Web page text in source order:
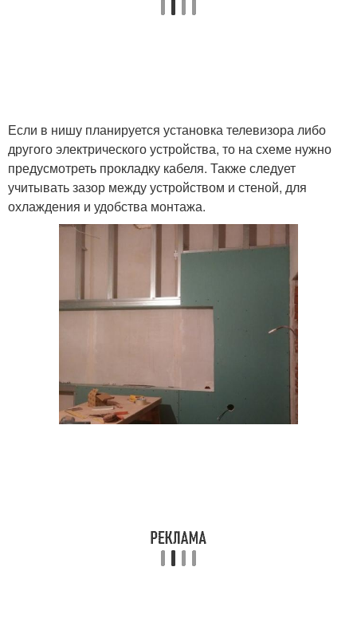
Если в нишу планируется установка телевизора либо
другого электрического устройства, то на схеме нужно
предусмотреть прокладку кабеля. Также следует
учитывать зазор между устройством и стеной, для
охлаждения и удобства монтажа.